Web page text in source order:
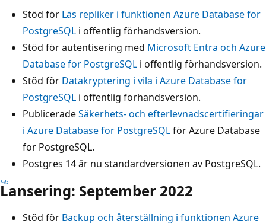
Stöd för Läs repliker i funktionen Azure Database for
PostgreSQL i offentlig förhandsversion.
Stöd för autentisering med Microsoft Entra och Azure
Database for PostgreSQL i offentlig förhandsversion.
Stöd för Datakryptering i vila i Azure Database for
PostgreSQL i offentlig förhandsversion.
PubliceradeSäkerhets- och efterlevnadscertifieringar
i Azure Database for PostgreSQLför Azure Database
for PostgreSQL.
Postgres 14 är nu standardversionen av PostgreSQL.
Lansering: September 2022
Stöd för Backup och återställning i funktionen Azure